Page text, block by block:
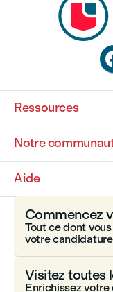
Ressources
Notre
Aide
Commencez
Tout ce dont
votre
Visitez toutes
Enrichissez